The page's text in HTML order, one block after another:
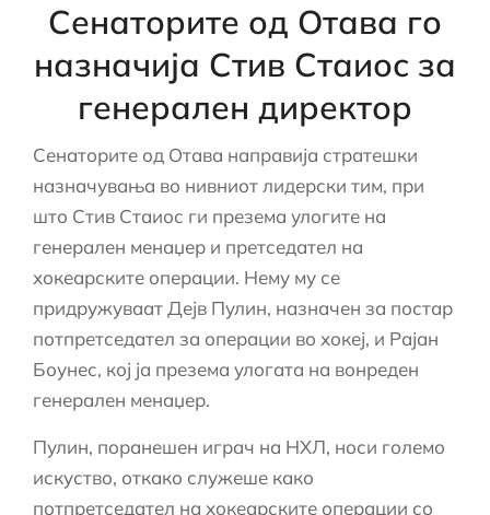
Сенаторите од Отава го
назначија Стив Стаиос за
генерален директор
Сенаторите од Отава направија стратешки
назначувања во нивниот лидерски тим, при
што Стив Стаиос ги презема улогите на
генерален менаџер и претседател на
хокеарските операции. Нему му се
придружуваат Дејв Пулин, назначен за постар
потпретседател за операции во хокеј, и Рајан
Боунес, кој ја презема улогата на вонреден
генерален менаџер.
Пулин, поранешен играч на НХЛ, носи големо
искуство, откако служеше како
потпретседател на хокеарските операции со